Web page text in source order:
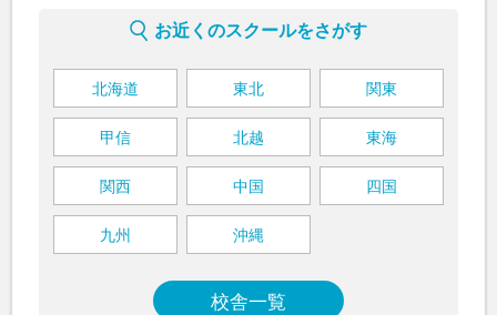
お近くのスクールをさがす
北海道 東北 関東
甲信 北越 東海
関西 中国 四国
九州 沖縄
校舎一覧